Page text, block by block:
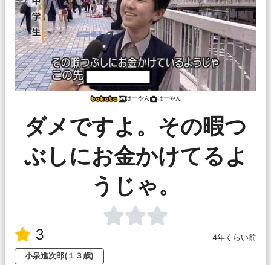
はーやん はーやん
ダメですよ。その暇つ
ぶしにお金かけてるよ
うじゃ。
3
4年くらい前
小泉進次郎(１３歳)